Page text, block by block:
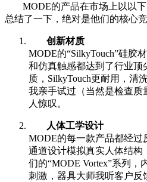
MODE的产品在市场上以以
总结了一下，绝对是他们的核心竞
创新材质
MODE的“SilkyTouch”硅胶
和仿真触感都达到了行业顶
质，SilkyTouch更耐用，清
我亲手试过（当然是检查质
人惊叹。
人体工学设计
MODE的每一款产品都经过
通道设计模拟真实人体结
们的“MODE Vortex”系列，
刺激，器具大师我听客户反